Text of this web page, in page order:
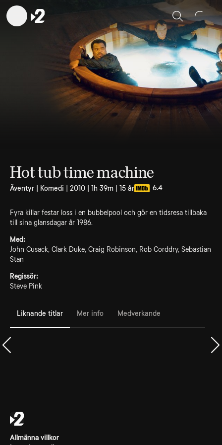
Sök
Hot tub time machine
Äventyr | Komedi | 2010 | 1h 39m | 15 år 6.4
Fyra killar festar loss i en bubbelpool och gör en tidsresa tillbaka
till sina glansdagar år 1986.
Med:
John Cusack, Clark Duke, Craig Robinson, Rob Corddry, Sebastian
Stan
Regissör:
Steve Pink
Liknande titlar Mer info Medverkande
Allmänna villkor